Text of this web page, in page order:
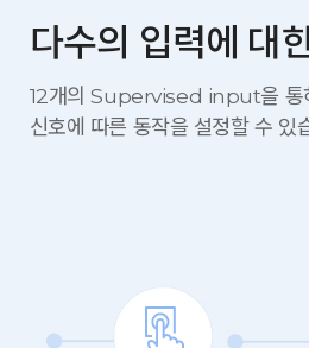
다수의 입력에 대
12개의 Supervised input을 통
신호에 따른 동작을 설정할 수 있